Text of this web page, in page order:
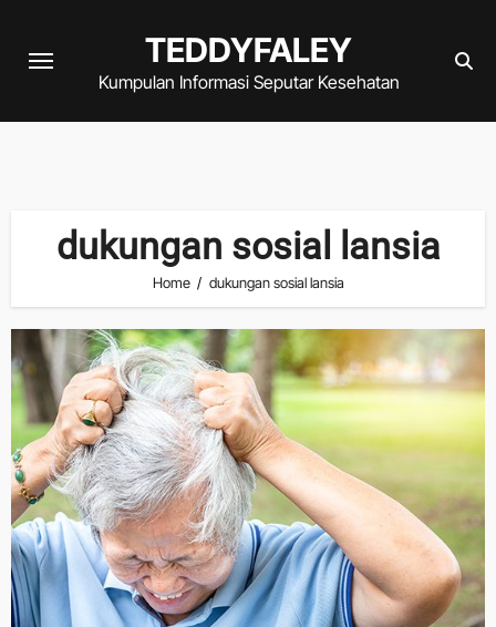
TEDDYFALEY
Kumpulan Informasi Seputar Kesehatan
dukungan sosial lansia
Home dukungan sosial lansia